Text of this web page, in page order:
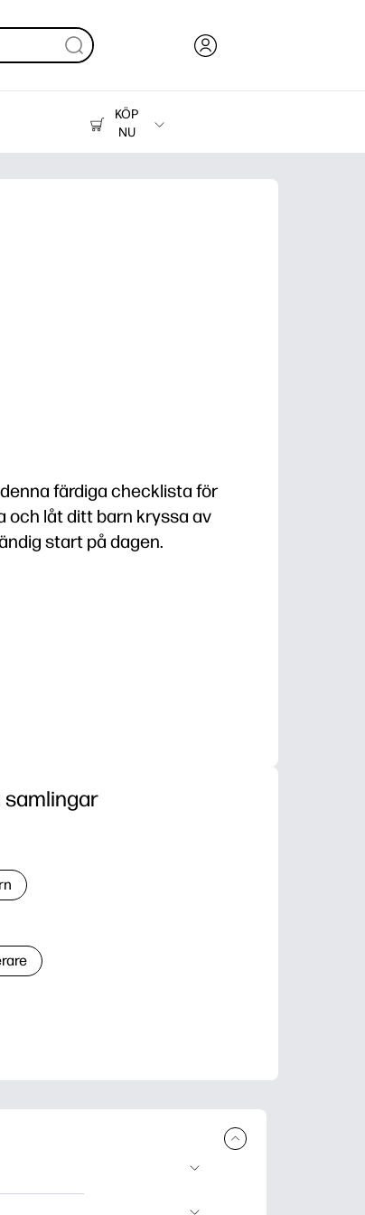
KÖP
NU
Skrivare
färdiga checklista för
och låt ditt barn kryssa av
start på dagen.
samlingar